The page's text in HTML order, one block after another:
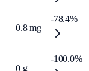
0.8 mg
-78.4%
0 g
-100.0%